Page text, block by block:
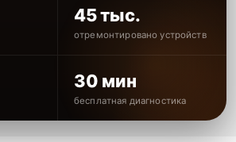
45 тыс.
отремонтировано устройств
30 мин
бесплатная диагностика